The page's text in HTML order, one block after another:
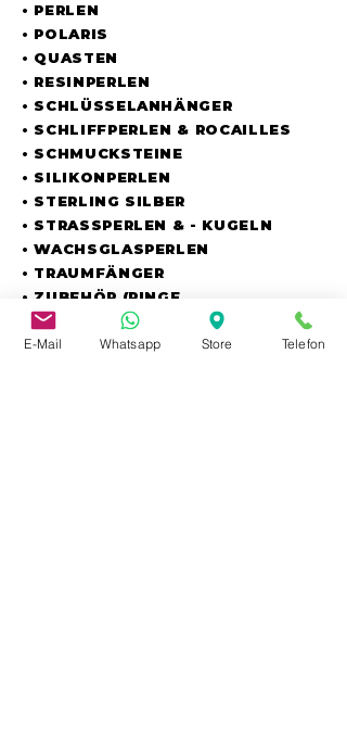
• PERLEN
• POLARIS
• QUASTEN
• RESINPERLEN
• SCHLÜSSELANHÄNGER
• SCHLIFFPERLEN & ROCAILLES
• SCHMUCKSTEINE
• SILIKONPERLEN
• STERLING SILBER
• STRASSPERLEN & - KUGELN
• WACHSGLASPERLEN
• TRAUMFÄNGER
• ZUBEHÖR (RINGE,
VERSCHLÜSSE,
BÄNDER/KORDELN, WERKZEUG)
E-Mail Whatsapp Store Telefon